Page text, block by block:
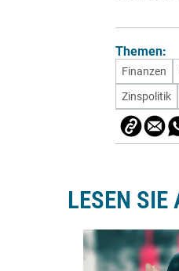
Themen:
Finanzen
Zinspolitik
LESEN SIE